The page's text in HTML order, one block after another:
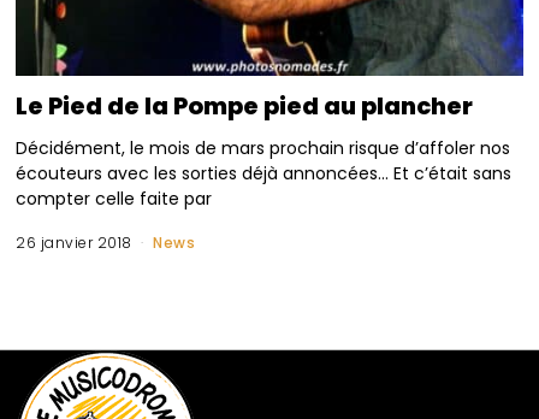
Le Pied de la Pompe pied au plancher
Décidément, le mois de mars prochain risque d’affoler nos
écouteurs avec les sorties déjà annoncées… Et c’était sans
compter celle faite par
26 janvier 2018 News